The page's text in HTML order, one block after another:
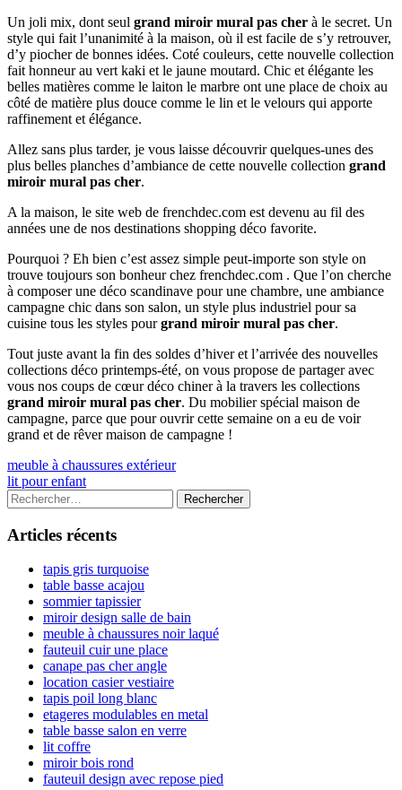
Un joli mix, dont seul grand miroir mural pas cher à le secret. Un
style qui fait l’unanimité à la maison, où il est facile de s’y retrouver,
d’y piocher de bonnes idées. Coté couleurs, cette nouvelle collection
fait honneur au vert kaki et le jaune moutard. Chic et élégante les
belles matières comme le laiton le marbre ont une place de choix au
côté de matière plus douce comme le lin et le velours qui apporte
raffinement et élégance.
Allez sans plus tarder, je vous laisse découvrir quelques-unes des
plus belles planches d’ambiance de cette nouvelle collection grand
miroir mural pas cher.
A la maison, le site web de frenchdec.com est devenu au fil des
années une de nos destinations shopping déco favorite.
Pourquoi ? Eh bien c’est assez simple peut-importe son style on
trouve toujours son bonheur chez frenchdec.com . Que l’on cherche
à composer une déco scandinave pour une chambre, une ambiance
campagne chic dans son salon, un style plus industriel pour sa
cuisine tous les styles pourgrand miroir mural pas cher.
Tout juste avant la fin des soldes d’hiver et l’arrivée des nouvelles
collections déco printemps-été, on vous propose de partager avec
vous nos coups de cœur déco chiner à la travers les collections
grand miroir mural pas cher. Du mobilier spécial maison de
campagne, parce que pour ouvrir cette semaine on a eu de voir
grand et de rêver maison de campagne !
Navigation
de
l’article
Previous
article:
meuble à chaussures extérieur
Next
article:
lit pour enfant
Colonne
latérale
principale
Rechercher :
Articles récents
tapis gris turquoise
table basse acajou
sommier tapissier
miroir design salle de bain
meuble à chaussures noir laqué
fauteuil cuir une place
canape pas cher angle
location casier vestiaire
tapis poil long blanc
etageres modulables en metal
table basse salon en verre
lit coffre
miroir bois rond
fauteuil design avec repose pied